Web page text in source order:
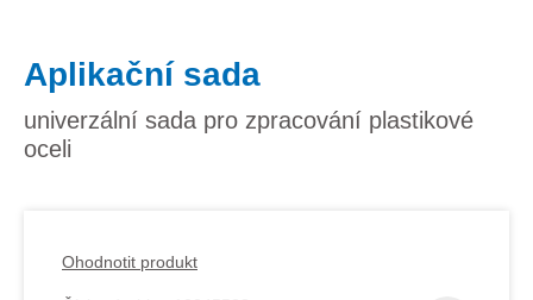
Aplikační sada
univerzální sada pro zpracování plastikové
oceli
Ohodnotit produkt